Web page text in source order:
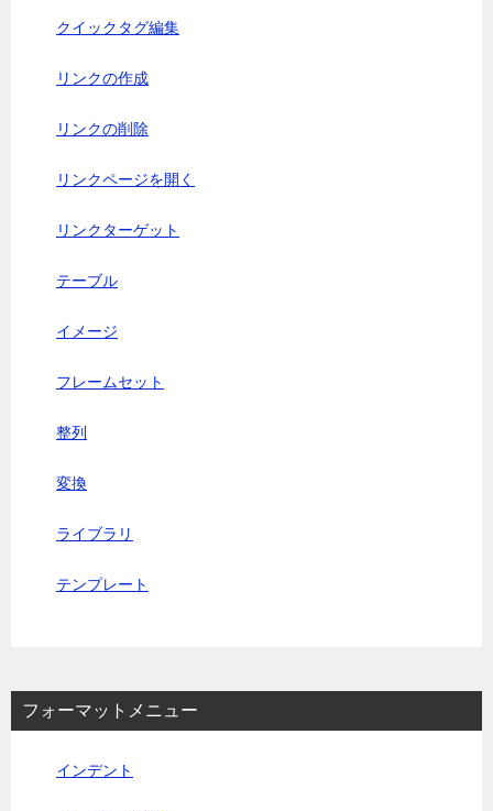
クイックタグ編集
リンクの作成
リンクの削除
リンクページを開く
リンクターゲット
テーブル
イメージ
フレームセット
整列
変換
ライブラリ
テンプレート
フォーマットメニュー
インデント